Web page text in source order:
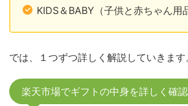
KIDS＆BABY（子供と赤ちゃん用
では、１つずつ詳しく解説していきます
楽天市場でギフトの中身を詳しく確認